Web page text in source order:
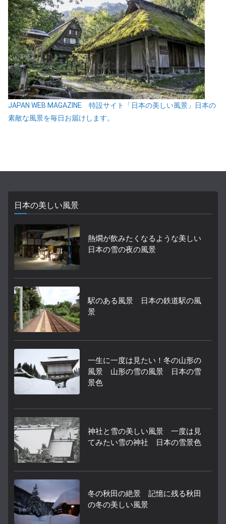
JAPAN WEB MAGAZINE 特設サイト「日本の美しい風景」日本の
素敵な風景を毎日お届けします。
日本の美しい風景
熱燗が飲みたくなるような美しい
日本の雪の夜の風景
駅のある風景 日本の鉄道駅の風
景
一生に一度は見たい！冬の山形の
風景 山形の雪の風景 日本の雪
景色
神社と雪の美しい風景 一度は見
てみたい雪の神社 日本の雪景色
冬の秋田の絶景 記憶に残る秋田
の冬の美しい風景